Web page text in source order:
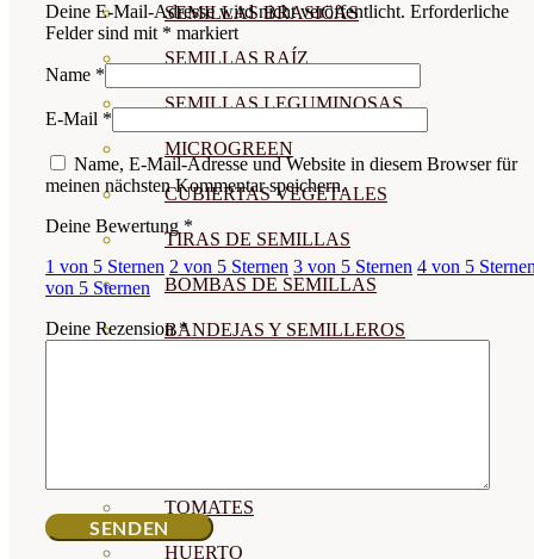
SEMILLAS BRASICAS
SEMILLAS RAÍZ
SEMILLAS LEGUMINOSAS
MICROGREEN
CUBIERTAS VEGETALES
TIRAS DE SEMILLAS
BOMBAS DE SEMILLAS
BANDEJAS Y SEMILLEROS
TOMATES
HUERTO
Deine E-Mail-Adresse wird nicht veröffentlicht. Erforderliche
Felder sind mit * markiert
Name *
E-Mail *
Name, E-Mail-Adresse und Website in diesem Browser für
meinen nächsten Kommentar speichern.
Deine Bewertung *
1 von 5 Sternen 2 von 5 Sternen 3 von 5 Sternen 4 von 5
von 5 Sternen
Deine Rezension*